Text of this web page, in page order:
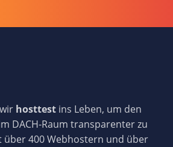
hosttest ins Leben, um den
DACH-Raum transparenter zu
über 400 Webhostern und über